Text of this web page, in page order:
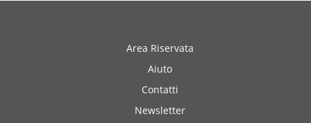
Area Riservata
Aiuto
Contatti
Newsletter